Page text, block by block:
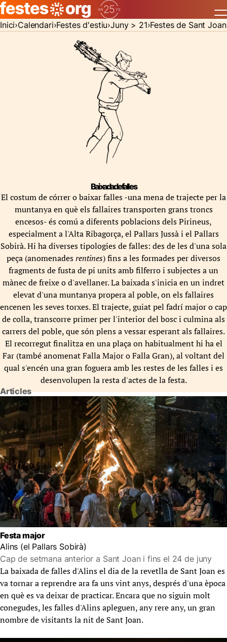
Inici Calendari Festes d'estiu Juny > 21 Festes de Sant Joan
Baixada de falles
El costum de córrer o baixar falles -una mena de trajecte per la
muntanya en què els fallaires transporten grans troncs
encesos- és comú a diferents poblacions dels Pirineus,
especialment a l'Alta Ribagorça, el Pallars Jussà i el Pallars
Sobirà. Hi ha diverses tipologies de falles: des de les d'una sola
peça (anomenadesrentines) fins a les formades per diversos
fragments de fusta de pi units amb filferro i subjectes a un
mànec de freixe o d'avellaner. La baixada s'inicia en un indret
elevat d'una muntanya propera al poble, on els fallaires
encenen les seves torxes. El trajecte, guiat pel fadrí major o cap
de colla, transcorre primer per l'interior del bosc i culmina als
carrers del poble, que són plens a vessar esperant als fallaires.
El recorregut finalitza en una plaça on habitualment hi ha el
Far (també anomenat Falla Major o Falla Gran), al voltant del
qual s'encén una gran foguera amb les restes de les falles i es
desenvolupen la resta d'actes de la festa.
Articles
Festa major
Alins (el Pallars Sobirà)
Cap de setmana anterior a Sant Joan i fins el 24 de juny
La baixada de falles d'Alins el dia de la revetlla de Sant Joan es
va tornar a reprendre ara fa uns vint anys, després d'una època
en què es va deixar de practicar. Encara que no siguin molt
conegudes, les falles d'Alins apleguen, any rere any, un gran
nombre de visitants la nit de Sant Joan.